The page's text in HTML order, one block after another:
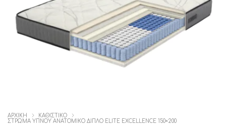
ΑΡΧΙΚΉ
ΚΑΘΙΣΤΙΚΟ
ΣΤΡΏΜΑ ΎΠΝΟΥ ΑΝΑΤΟΜΙΚΌ ΔΙΠΛΌ ELITE EXCELLENCE 150×200